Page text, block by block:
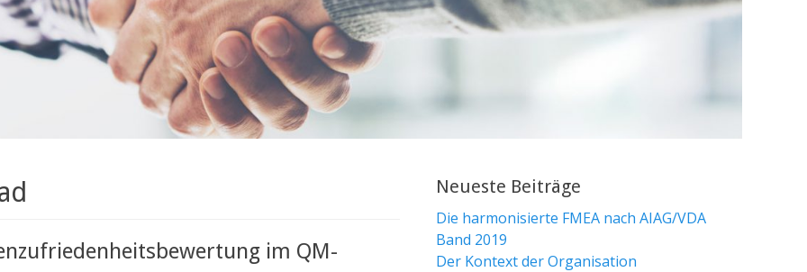
im QM-
Neueste Beiträge
Die harmonisierte FMEA nach AIAG/VDA
Band 2019
Der Kontext der Organisation